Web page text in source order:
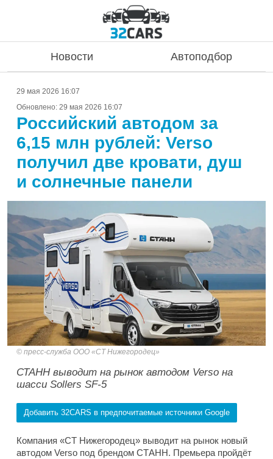
Новости Автоподбор
29 мая 2026 16:07
Обновлено: 29 мая 2026 16:07
Российский автодом за
6,15 млн рублей: Verso
получил две кровати, душ
и солнечные панели
пресс-служба ООО «СТ Нижегородец»
СТАНН выводит на рынок автодом Verso на
шасси Sollers SF-5
Добавить 32CARS в предпочитаемые источники Google
Компания «СТ Нижегородец» выводит на рынок новый
автодом Verso под брендом СТАНН. Премьера пройдёт